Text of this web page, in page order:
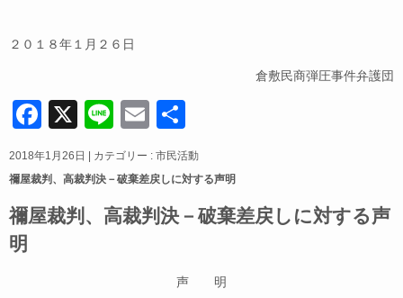
２０１８年１月２６日
倉敷民商弾圧事件弁護団
F
a
c
e
b
X
Li
n
e
E
m
ail
有
2018年1月26日 カテゴリー : 市民活動
禰屋裁判、高裁判決－破棄差戻しに対する声明
禰屋裁判、高裁判決－破棄差戻しに対する声
明
声 明